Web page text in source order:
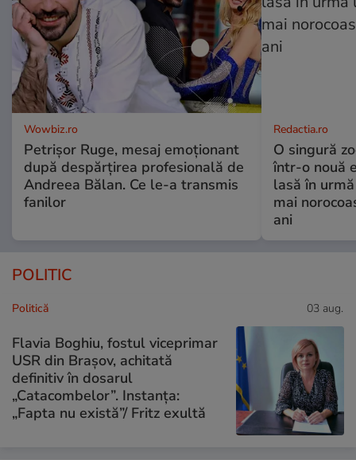
Wowbiz.ro
Petrișor Ruge, mesaj emoționant
după despărțirea profesională de
Andreea Bălan. Ce le-a transmis
fanilor
Redactia.ro
O singură
într-o nouă
lasă în
mai
ani
POLITIC
Politică 03 aug.
Flavia Boghiu, fostul viceprimar
USR din Brașov, achitată
definitiv în dosarul
„Catacombelor”. Instanța:
„Fapta nu există”/ Fritz exultă